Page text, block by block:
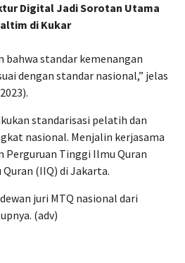
Digital Jadi Sorotan Utama
di Kukar
bahwa standar kemenangan
dengan standar nasional,” jelas
standarisasi pelatih dan
nasional. Menjalin kerjasama
Perguruan Tinggi Ilmu Quran
(IIQ) di Jakarta.
juri MTQ nasional dari
(adv)